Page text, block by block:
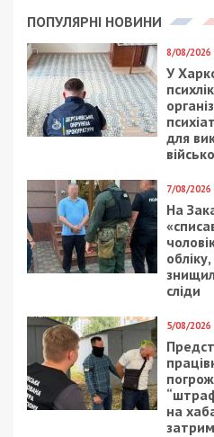
ПОПУЛЯРНІ НОВИНИ
8/08/2026
У
для
7/08/2026
На
сліди
5/08/2026
на